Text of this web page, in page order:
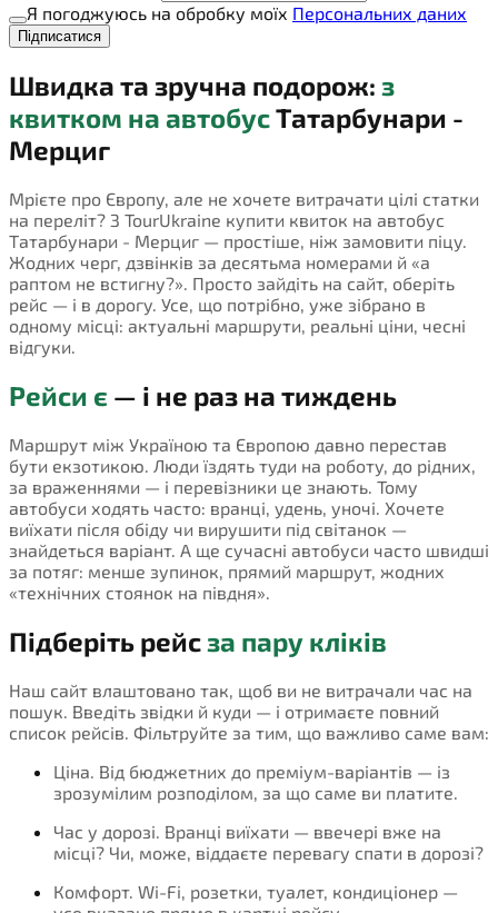
Я погоджуюсь на обробку моїх Персональних даних
Підписатися
Швидка та зручна подорож: з
квитком на автобусТатарбунари -
Мерциг
Мрієте про Європу, але не хочете витрачати цілі статки
на переліт? З TourUkraine купити квиток на автобус
Татарбунари - Мерциг — простіше, ніж замовити піцу.
Жодних черг, дзвінків за десятьма номерами й «а
раптом не встигну?». Просто зайдіть на сайт, оберіть
рейс — і в дорогу. Усе, що потрібно, уже зібрано в
одному місці: актуальні маршрути, реальні ціни, чесні
відгуки.
Рейси є — і не раз на тиждень
Маршрут між Україною та Європою давно перестав
бути екзотикою. Люди їздять туди на роботу, до рідних,
за враженнями — і перевізники це знають. Тому
автобуси ходять часто: вранці, удень, уночі. Хочете
виїхати після обіду чи вирушити під світанок —
знайдеться варіант. А ще сучасні автобуси часто швидші
за потяг: менше зупинок, прямий маршрут, жодних
«технічних стоянок на півдня».
Підберіть рейсза пару кліків
Наш сайт влаштовано так, щоб ви не витрачали час на
пошук. Введіть звідки й куди — і отримаєте повний
список рейсів. Фільтруйте за тим, що важливо саме вам:
Ціна. Від бюджетних до преміум-варіантів — із
зрозумілим розподілом, за що саме ви платите.
Час у дорозі. Вранці виїхати — ввечері вже на
місці? Чи, може, віддаєте перевагу спати в дорозі?
Комфорт. Wi-Fi, розетки, туалет, кондиціонер —